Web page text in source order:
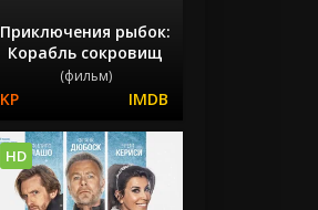
Приключения рыбок:
Корабль сокровищ
(фильм)
HD